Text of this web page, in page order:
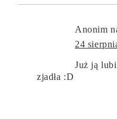
Anonim
24
Już ją
zjadła :D